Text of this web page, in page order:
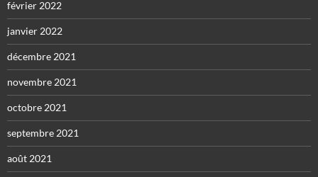
février 2022
janvier 2022
décembre 2021
novembre 2021
octobre 2021
septembre 2021
août 2021